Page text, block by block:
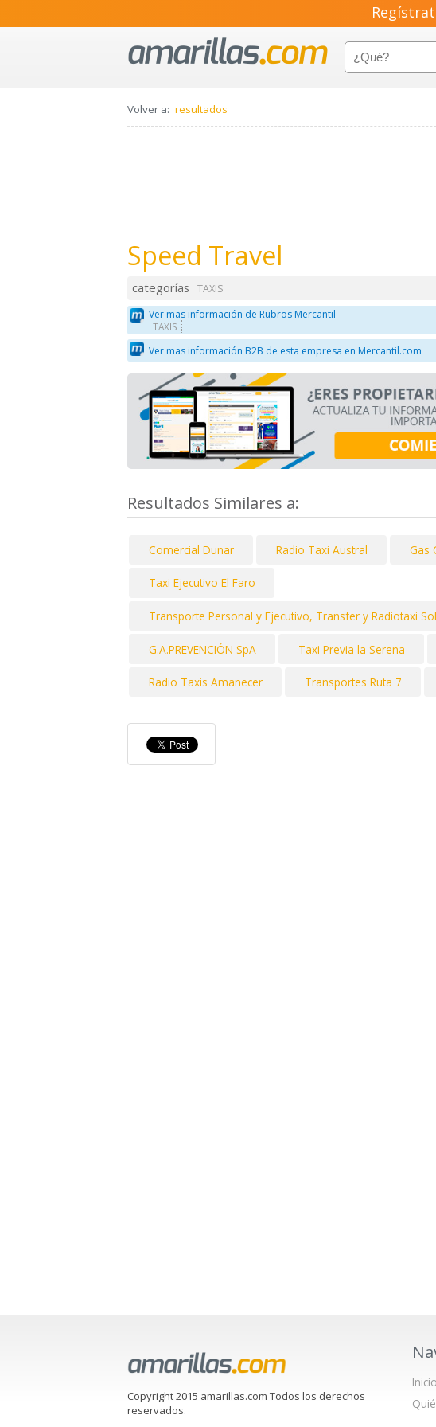
Volver a: resultados
Speed Travel
categorías
TAXIS
Ver mas información de Rubros Mercantil
TAXIS
Ver mas información B2B de esta empresa en Mercantil.com
Resultados Similares a:
Comercial Dunar Radio Taxi Austral Gas
Taxi Ejecutivo El Faro
Transporte Personal y Ejecutivo, Transfer y Radiotaxi
G.A.PREVENCIÓN SpA Taxi Previa la Serena
Radio Taxis Amanecer Transportes Ruta 7
Copyright 2015 amarillas.com Todos los derechos
reservados.
Inicio